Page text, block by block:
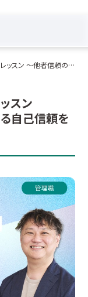
ッスン ～他者信頼の
く～
スン
自己信頼を